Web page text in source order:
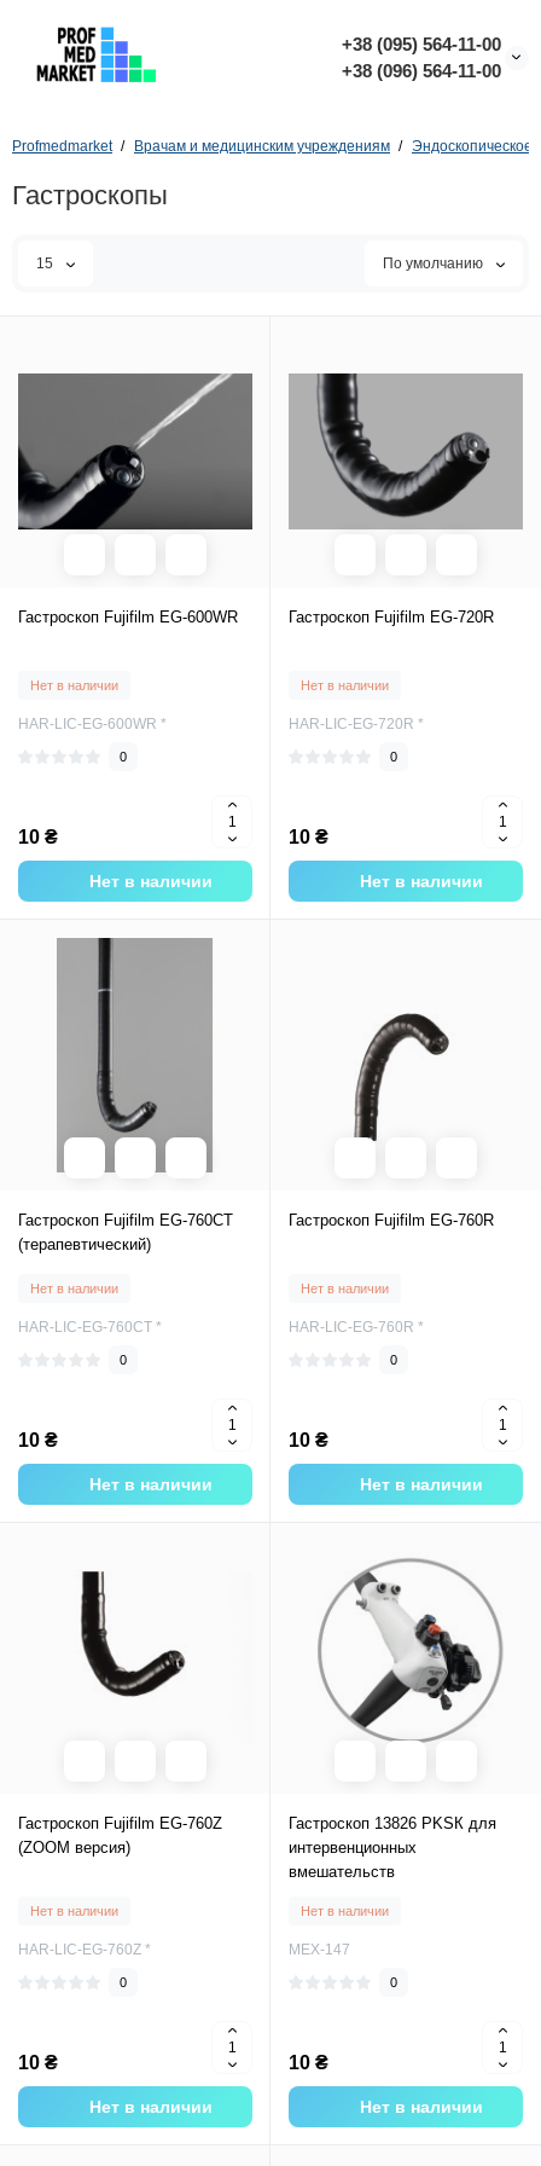
+38 (095) 564-11-00
+38 (096) 564-11-00
Profmedmarket Врачам и медицинским учреждениям Эндоскопическое
Гастроскопы
15 По умолчанию
Гастроскоп Fujifilm EG-600WR
Нет в наличии
HAR-LIC-EG-600WR *
0
10 ₴
Нет в наличии
Гастроскоп Fujifilm EG-720R
Нет в наличии
HAR-LIC-EG-720R *
0
10 ₴
Нет в наличии
Гастроскоп Fujifilm EG-760CT
(терапевтический)
Нет в наличии
HAR-LIC-EG-760CT *
0
10 ₴
Нет в наличии
Гастроскоп Fujifilm EG-760R
Нет в наличии
HAR-LIC-EG-760R *
0
10 ₴
Нет в наличии
Гастроскоп Fujifilm EG-760Z
(ZOOM версия)
Нет в наличии
HAR-LIC-EG-760Z *
0
10 ₴
Нет в наличии
Гастроскоп 13826 PKSК для
интервенционных
вмешательств
Нет в наличии
MEX-147
0
10 ₴
Нет в наличии